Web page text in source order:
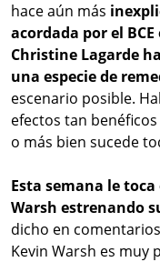
hace aún más
acordada por el
Christine Lagarde
una especie de
escenario posible.
efectos tan
o más bien sucede
Esta semana le
Warsh estrenando
dicho en
Kevin Warsh es muy